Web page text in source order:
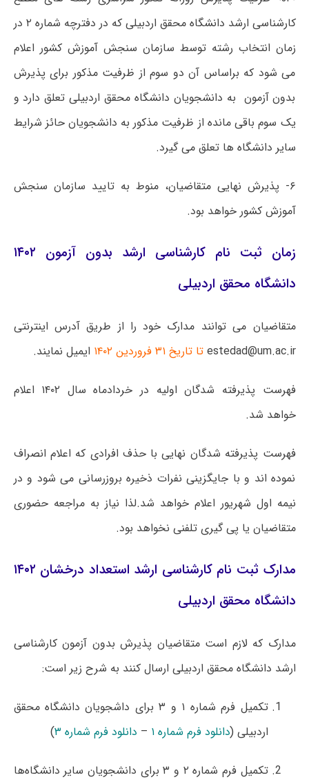
کارشناسی ارشد دانشگاه محقق اردبیلی که در دفترچه شماره ۲ در
زمان انتخاب رشته توسط سازمان سنجش آموزش کشور اعلام
می شود که براساس آن دو سوم از ظرفیت مذکور برای پذیرش
بدون آزمون به دانشجویان دانشگاه محقق اردبیلی تعلق دارد و
یک سوم باقی مانده از ظرفیت مذکور به دانشجویان حائز شرایط
سایر دانشگاه ها تعلق می گیرد.
۶- پذیرش نهایی متقاضیان، منوط به تایید سازمان سنجش
آموزش کشور خواهد بود.
زمان ثبت نام کارشناسی ارشد بدون آزمون ۱۴۰۲
دانشگاه محقق اردبیلی
متقاضیان می توانند مدارک خود را از طریق آدرس اینترنتی
estedad@um.ac.ir تا تاریخ ۳۱ فروردین ۱۴۰۲ ایمیل نمایند.
فهرست پذیرفته شدگان اولیه در خردادماه سال ۱۴۰۲ اعلام
خواهد شد.
فهرست پذیرفته شدگان نهایی با حذف افرادی که اعلام انصراف
نموده اند و با جایگزینی نفرات ذخیره بروزرسانی می شود و در
نیمه اول شهریور اعلام خواهد شد.لذا نیاز به مراجعه حضوری
متقاضیان یا پی گیری تلفنی نخواهد بود.
مدارک ثبت نام کارشناسی ارشد استعداد درخشان ۱۴۰۲
دانشگاه محقق اردبیلی
مدارک که لازم است متقاضیان پذیرش بدون آزمون کارشناسی
ارشد دانشگاه محقق اردبیلی ارسال کنند به شرح زیر است:
تکمیل فرم شماره ۱ و ۳ برای داشجویان دانشگاه محقق
اردبیلی (دانلود فرم شماره ۱ – دانلود فرم شماره ۳ )
تکمیل فرم شماره ۲ و ۳ برای دانشجویان سایر دانشگاه‌ها